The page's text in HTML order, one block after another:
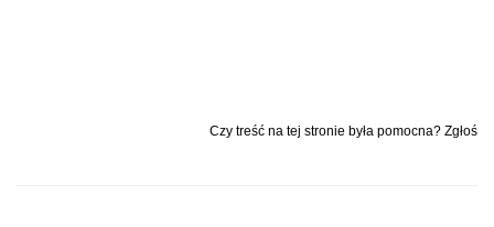
Czy treść na tej stronie była pomocna? Zgłoś